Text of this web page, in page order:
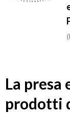
La
prodotti